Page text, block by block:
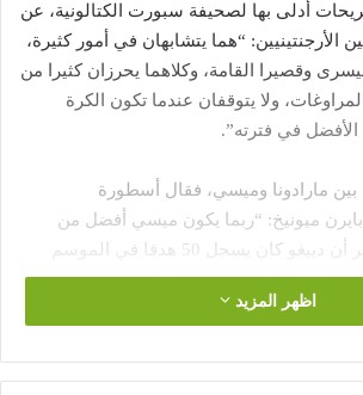
أدلى بها لصحيفة سبورت الكتالونية، عن
الأرجنتينيين: “هما يتشابهان في أمور كثيرة،
وقصيرا القامة، وكلاهما يحرزان كثيرا من
ولا يتوقفان عندما تكون الكرة
الأفضل في فترته”.
بين مارادونا وميسي، فقال أسطورة
ميونيخ: “ربما يكون ميسي أفضل من
ناحية التهديف، لا أتذكر أن دييغو كان يسجل 50 هدفا في الموسم
نتجنب المقارنة بينهما، فكلاهما كانا لاعبين
السابق ذكرياته القديمة مع مارادونا
اظهر المزيد